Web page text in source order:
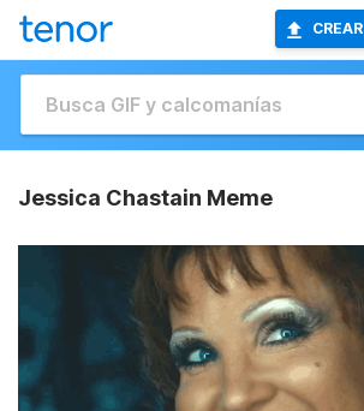
CREAR
Jessica Chastain Meme